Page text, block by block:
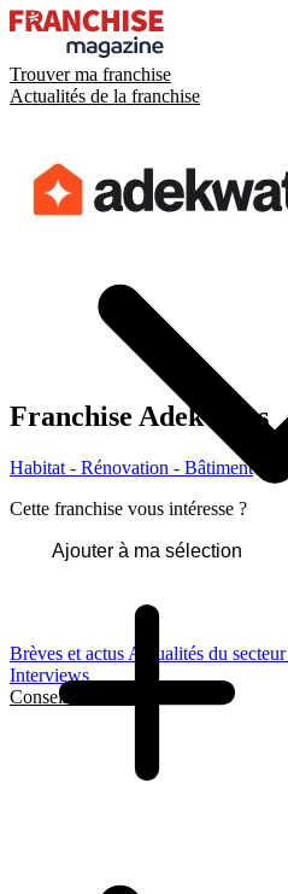
Trouver ma franchise
Actualités de la franchise
Brèves et actus Actualités du secteur
Interviews
Conseils et Guides
Franchise Adekwatts
Habitat - Rénovation - Bâtiment
Cette franchise vous intéresse ?
Ajouter à ma sélection